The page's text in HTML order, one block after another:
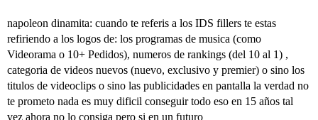
napoleon dinamita: cuando te referis a los IDS fillers te estas
refiriendo a los logos de: los programas de musica (como
Videorama o 10+ Pedidos), numeros de rankings (del 10 al 1) ,
categoria de videos nuevos (nuevo, exclusivo y premier) o sino los
titulos de videoclips o sino las publicidades en pantalla la verdad no
te prometo nada es muy dificil conseguir todo eso en 15 años tal
vez ahora no lo consiga pero si en un futuro